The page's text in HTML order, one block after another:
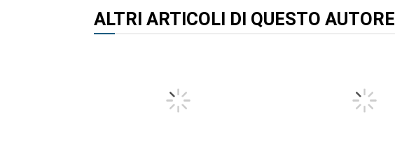
ALTRI ARTICOLI DI QUESTO AUTORE